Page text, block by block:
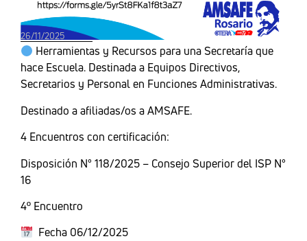
26/11/2025
Herramientas y Recursos para una Secretaría que
hace Escuela. Destinada a Equipos Directivos,
Secretarios y Personal en Funciones Administrativas.
Destinado a afiliadas/os a AMSAFE.
4 Encuentros con certificación:
Disposición N° 118/2025 – Consejo Superior del ISP N°
16
4º Encuentro
Fecha 06/12/2025